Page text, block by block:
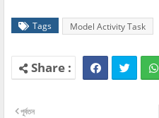
Tags Model Activity Task
পূর্বতন